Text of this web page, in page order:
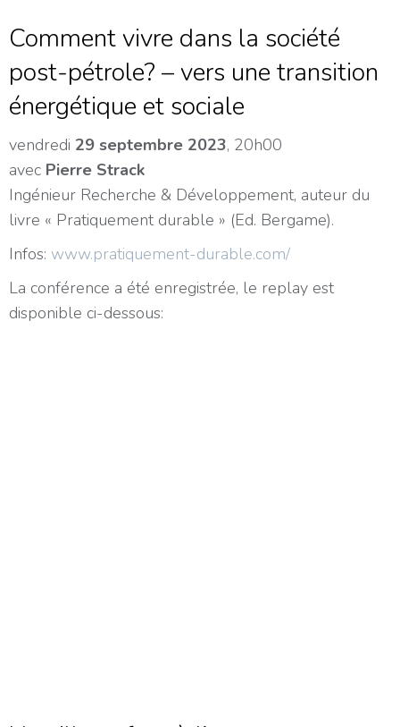
Comment vivre dans la société
post-pétrole? – vers une transition
énergétique et sociale
vendredi 29 septembre 2023, 20h00
avec Pierre Strack
Ingénieur Recherche & Développement, auteur du
livre « Pratiquement durable » (Ed. Bergame).
Infos: www.pratiquement-durable.com/
La conférence a été enregistrée, le replay est
disponible ci-dessous: